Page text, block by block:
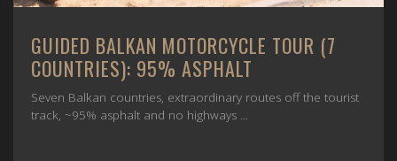
CROATIA - ROUTE DES GRANDES ALPES,
JULY 2025
2 Americans - 1 boy and 1 girl, 1 motorcycle - a BMW
R1250GS, one motorcycle tour and one goal ...